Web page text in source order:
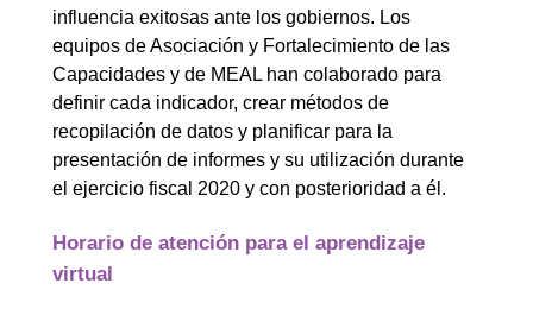
influencia exitosas ante los gobiernos. Los
equipos de Asociación y Fortalecimiento de las
Capacidades y de MEAL han colaborado para
definir cada indicador, crear métodos de
recopilación de datos y planificar para la
presentación de informes y su utilización durante
el ejercicio fiscal 2020 y con posterioridad a él.
Horario de atención para el aprendizaje
virtual